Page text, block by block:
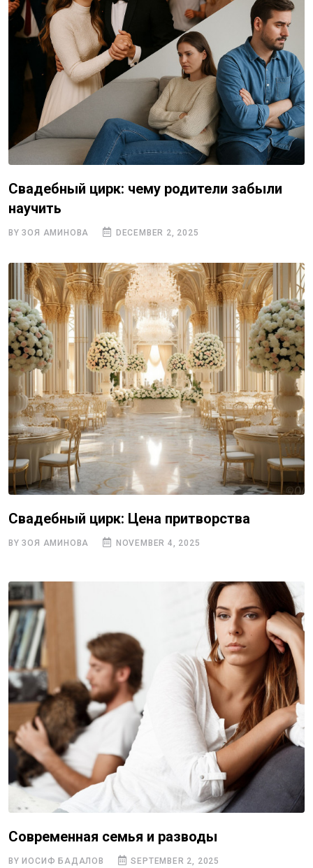
Свадебный цирк: чему родители забыли
научить
BY ЗОЯ АМИНОВА DECEMBER 2, 2025
Свадебный цирк: Цена притворства
BY ЗОЯ АМИНОВА NOVEMBER 4, 2025
Современная семья и разводы
BY ИОСИФ БАДАЛОВ SEPTEMBER 2, 2025